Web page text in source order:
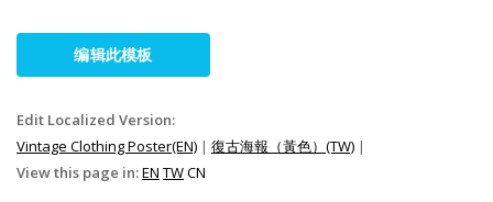
编辑此模板
Edit Localized Version:
Vintage Clothing Poster(EN) | 復古海報（黃色）(TW) |
View this page in:EN TWCN